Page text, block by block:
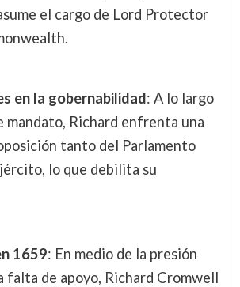
el cargo de Lord Protector
en la gobernabilidad: A lo largo
mandato, Richard enfrenta una
tanto del Parlamento
lo que debilita su
1659: En medio de la presión
falta de apoyo, Richard Cromwell